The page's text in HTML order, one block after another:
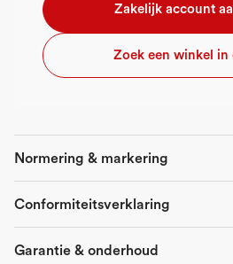
Zakelijk account
Zoek een winkel in
Normering & markering
Conformiteitsverklaring
Garantie & onderhoud